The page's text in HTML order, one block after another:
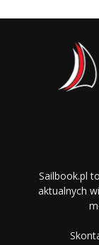
Sailbook.pl
aktualnych